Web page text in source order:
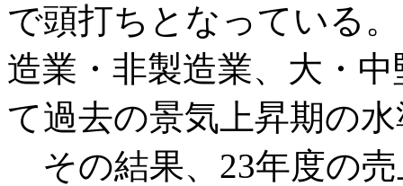
で頭打ちとなっている
造業・非製造業、大・
て過去の景気上昇期の
その結果、23年度の